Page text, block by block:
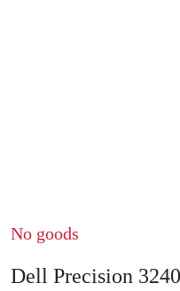
No goods
Dell Precision